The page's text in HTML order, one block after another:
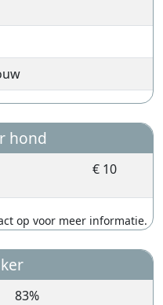
hond
€ 10
op voor meer informatie.
83%